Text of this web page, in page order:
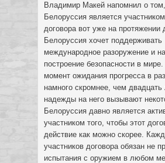
Владимир Макей напомнил о
Белоруссия является
договора вот уже на протяжении
Белоруссия хочет поддерживать
международное разоружение и
построение безопасности в
момент ожидания прогресса в
намного скромнее, чем двадцать
надежды на него вызывают
Белоруссия давно является
участником того, чтобы этот
действие как можно скорее.
участников договора обязан не
испытания с оружием в любом